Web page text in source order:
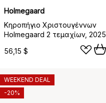
Holmegaard
Κηροπήγιο Χριστουγέννων
Holmegaard 2 τεμαχίων, 2025
56,15 $
WEEKEND DEAL
-20%